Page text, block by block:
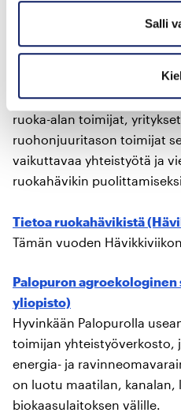
Salli
Kuluttajaliiton koordinoima
(2020–2023) pyrkii
ruokahävikkihanke
ruoka-alan toimijat,
ruohonjuuritason toimijat
vaikuttavaa yhteistyötä ja
ruokahävikin
Tietoa ruokahävikistä
Tämän vuoden
Palopuron
yliopisto)
Hyvinkään Palopurolla
toimijan yhteistyöverkosto,
energia- ja
on luotu maatilan, kanalan,
biokaasulaitoksen välille.